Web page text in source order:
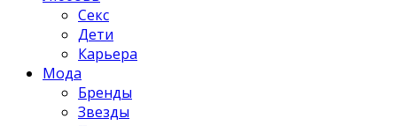
Секс
Дети
Карьера
Мода
Бренды
Звезды